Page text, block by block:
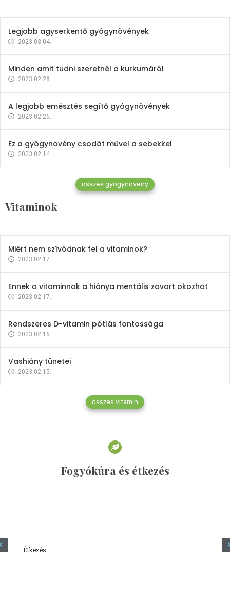
Legjobb agyserkentő gyógynövények
2023.03.04.
Minden amit tudni szeretnél a kurkumáról
2023.02.28.
A legjobb emésztés segítő gyógynövények
2023.02.26.
Ez a gyógynövény csodát művel a sebekkel
2023.02.14.
összes gyógynövény
Vitaminok
Vitaminok
Mindent a B-12 vitaminról
2023.02.27.
Miért nem szívódnak fel a vitaminok?
2023.02.17.
Ennek a vitaminnak a hiánya mentális zavart okozhat
2023.02.17.
Rendszeres D-vitamin pótlás fontossága
2023.02.16.
Vashiány tünetei
2023.02.15.
összes vitamin
Fogyókúra és étkezés
Étkezés